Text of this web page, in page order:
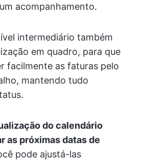
acompanhamento.
intermediário também
em quadro, para que
facilmente as faturas pelo
mantendo tudo
do calendário
as próximas datas de
pode ajustá-las